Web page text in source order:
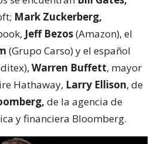
Mark Zuckerberg,
Jeff Bezos(Amazon), el
(Grupo Carso) y el español
Warren Buffett, mayor
Hathaway, Larry Ellison, de
de la agencia de
y financiera Bloomberg.